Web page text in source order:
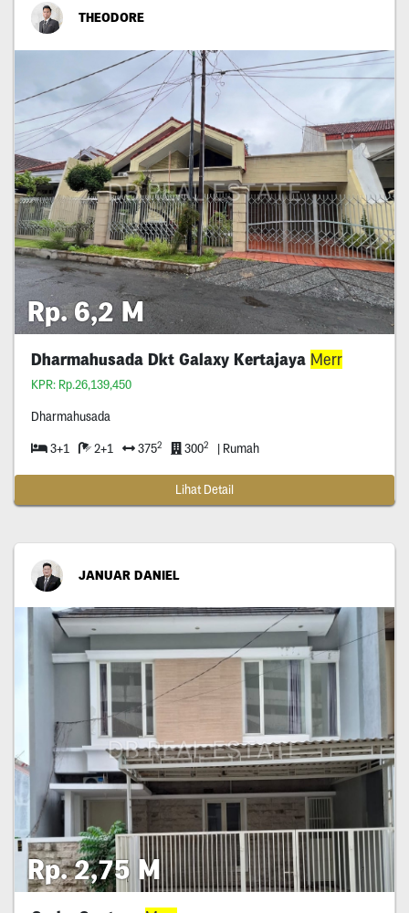
THEODORE
Rp. 6,2 M
Dharmahusada Dkt Galaxy Kertajaya Merr
KPR: Rp.26,139,450
Dharmahusada
3+1 2+1 3752 3002 | Rumah
Lihat Detail
JANUAR DANIEL
Rp. 2,75 M